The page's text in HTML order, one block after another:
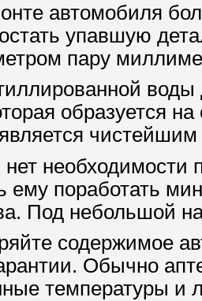
автомобиля
упавшую
пару
образуется
необходимости
ему поработать
Под небольшой
содержимое
Обычно
температуры и